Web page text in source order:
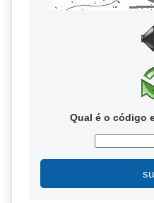
Qual é o código